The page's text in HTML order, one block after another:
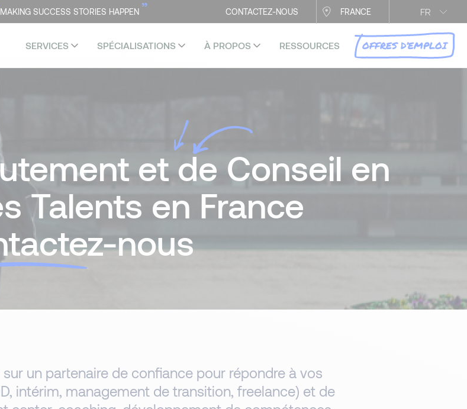
FR
CONTACTEZ-NOUS FRANCE
MAKING SUCCESS STORIES HAPPEN ”
SERVICES SPÉCIALISATIONS À PROPOS RESSOURCES OFFRES D’EMPLOI
et de Conseil en
Talents en France
z-nous
un partenaire de confiance pour répondre à vos
intérim, management de transition, freelance) et de